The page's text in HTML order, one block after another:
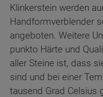
Klinkerstein werden
Handformverblender
angeboten. Weitere
punkto Härte und
aller Steine ist, dass
sind und bei einer
tausend Grad Celsius